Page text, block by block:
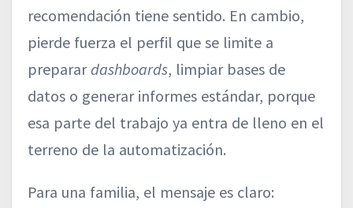
recomendación tiene sentido. En cambio,
pierde fuerza el perfil que se limite a
preparardashboards, limpiar bases de
datos o generar informes estándar, porque
esa parte del trabajo ya entra de lleno en el
terreno de la automatización.
Para una familia, el mensaje es claro: